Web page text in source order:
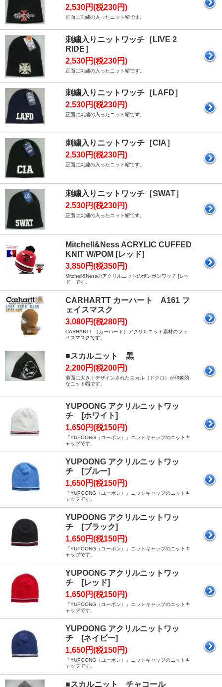
2,530円(税230円)
正面に刺繍の入ったニット帽です。
刺繍入りニットワッチ［LIVE 2
RIDE］
2,530円(税230円)
正面に刺繍の入ったニット帽です。
刺繍入りニットワッチ［LAFD］
2,530円(税230円)
正面に刺繍の入ったニット帽です。
刺繍入りニットワッチ［CIA］
2,530円(税230円)
正面に刺繍の入ったニット帽です。
刺繍入りニットワッチ［SWAT］
2,530円(税230円)
正面に刺繍の入ったニット帽です。
Mitchell&Ness ACRYLIC CUFFED
KNIT W/POM [レッド]
3,850円(税350円)
Mitchell&Nessのアクリルニットのボンボンワッチ [レッ
ド」です。
CARHARTT カーハート A161 フ
ェイスマスク
3,080円(税280円)
CARHARTT （カーハート）アクリルニット素材のフェ
イスマスクです。
■スカルニット 黒
2,200円(税200円)
前面に大きくデザインされたスカル（ドクロ）が印象的
なニット帽です。
YUPOONG アクリルニットワッ
チ [ホワイト]
1,650円(税150円)
『YUPOONG（ユーポン）』ニットキャップのニットキ
ャップです。
YUPOONG アクリルニットワッ
チ [ブルー]
1,650円(税150円)
『YUPOONG（ユーポン）』ニットキャップのニットキ
ャップです。
YUPOONG アクリルニットワッ
チ [ブラック]
1,650円(税150円)
『YUPOONG（ユーポン）』ニットキャップのニットキ
ャップです。
YUPOONG アクリルニットワッ
チ [レッド]
1,650円(税150円)
『YUPOONG（ユーポン）』ニットキャップのニットキ
ャップです。
YUPOONG アクリルニットワッ
チ [ネイビー]
1,650円(税150円)
『YUPOONG（ユーポン）』ニットキャップのニットキ
ャップです。
■スカルニット チャコール